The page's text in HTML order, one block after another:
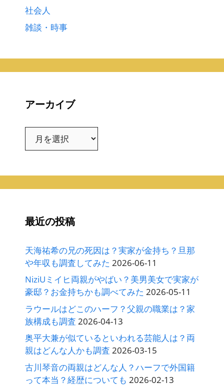
社会人
雑談・時事
アーカイブ
最近の投稿
天海祐希の兄の死因は？実家が金持ち？旦那
や年収も調査してみた 2026-06-11
NiziUミイヒ両親がやばい？美男美女で実家が
豪邸？お金持ちかも調べてみた 2026-05-11
ラウールはどこのハーフ？父親の職業は？家
族構成も調査 2026-04-13
奥平大兼が似ているといわれる芸能人は？両
親はどんな人かも調査 2026-03-15
古川琴音の両親はどんな人？ハーフで外国籍
って本当？経歴についても 2026-02-13